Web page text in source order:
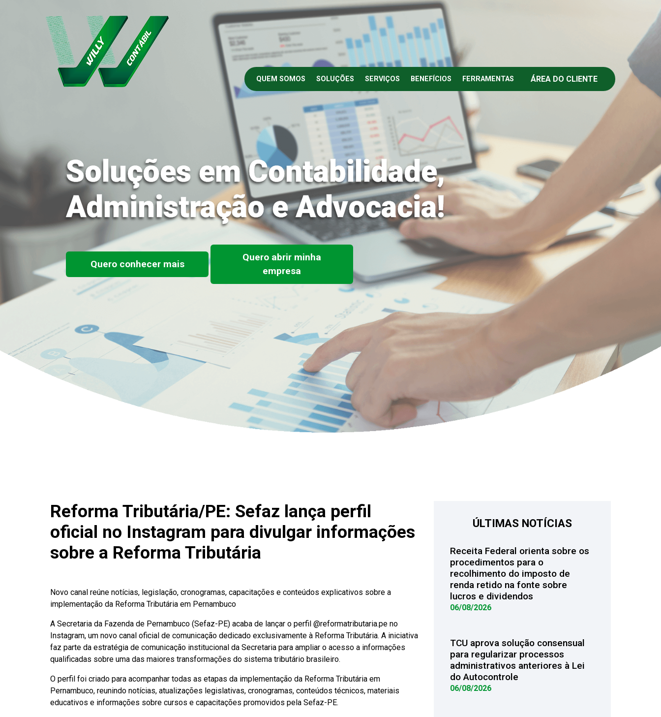
QUEM SOMOS SOLUÇÕES SERVIÇOS BENEFÍCIOS FERRAMENTAS ÁREA DO CLIENTE
Soluções em Contabilidade,
Administração e Advocacia!
Quero conhecer mais
Quero abrir minha
empresa
Reforma Tributária/PE: Sefaz lança perfil
oficial no Instagram para divulgar informações
sobre a Reforma Tributária
Novo canal reúne notícias, legislação, cronogramas, capacitações e conteúdos explicativos sobre a
implementação da Reforma Tributária em Pernambuco
A Secretaria da Fazenda de Pernambuco (Sefaz-PE) acaba de lançar o perfil @reformatributaria.pe no
Instagram, um novo canal oficial de comunicação dedicado exclusivamente à Reforma Tributária. A iniciativa
faz parte da estratégia de comunicação institucional da Secretaria para ampliar o acesso a informações
qualificadas sobre uma das maiores transformações do sistema tributário brasileiro.
O perfil foi criado para acompanhar todas as etapas da implementação da Reforma Tributária em
Pernambuco, reunindo notícias, atualizações legislativas, cronogramas, conteúdos técnicos, materiais
educativos e informações sobre cursos e capacitações promovidos pela Sefaz-PE.
ÚLTIMAS NOTÍCIAS
Receita Federal orienta sobre os
procedimentos para o
recolhimento do imposto de
renda retido na fonte sobre
lucros e dividendos
06/08/2026
TCU aprova solução consensual
para regularizar processos
administrativos anteriores à Lei
do Autocontrole
06/08/2026